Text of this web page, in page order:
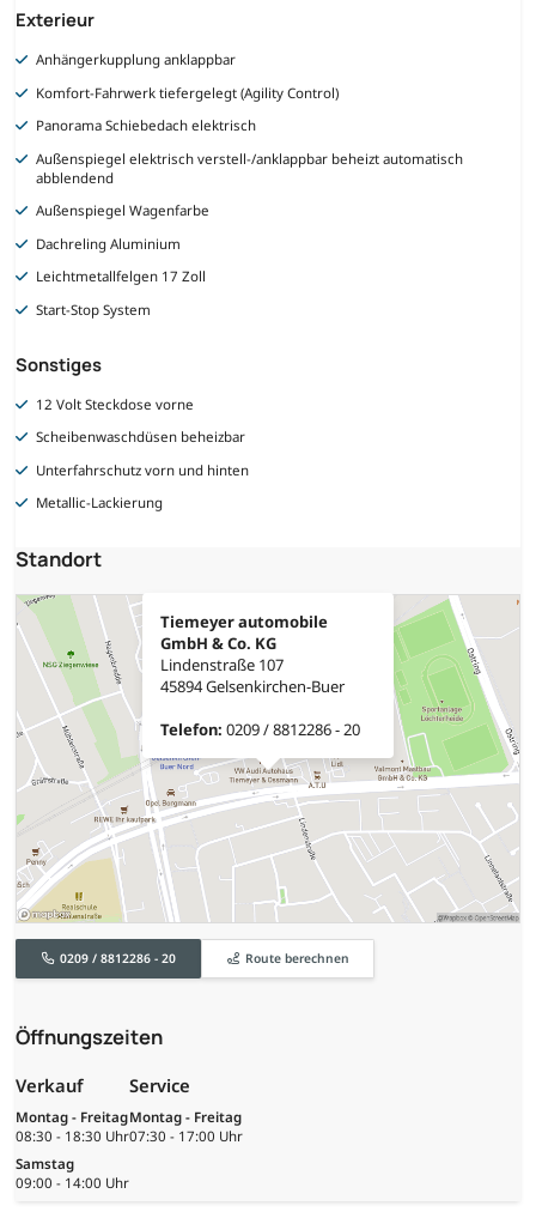
Exterieur
Anhängerkupplung anklappbar
Komfort-Fahrwerk tiefergelegt (Agility Control)
Panorama Schiebedach elektrisch
Außenspiegel elektrisch verstell-/anklappbar beheizt automatisch
abblendend
Außenspiegel Wagenfarbe
Dachreling Aluminium
Leichtmetallfelgen 17 Zoll
Start-Stop System
Sonstiges
12 Volt Steckdose vorne
Scheibenwaschdüsen beheizbar
Unterfahrschutz vorn und hinten
Metallic-Lackierung
Standort
Tiemeyer automobile
GmbH & Co. KG
Lindenstraße 107
45894 Gelsenkirchen-Buer
Telefon: 0209 / 8812286 - 20
0209 / 8812286 - 20 Route berechnen
Öffnungszeiten
Verkauf
Montag - Freitag
08:30 - 18:30 Uhr
Samstag
09:00 - 14:00 Uhr
Service
Montag - Freitag
07:30 - 17:00 Uhr